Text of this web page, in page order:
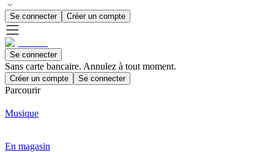
Se connecter Créer un compte
Se connecter
Sans carte bancaire. Annulez à tout moment.
Créer un compte Se connecter
Parcourir
Musique
En magasin